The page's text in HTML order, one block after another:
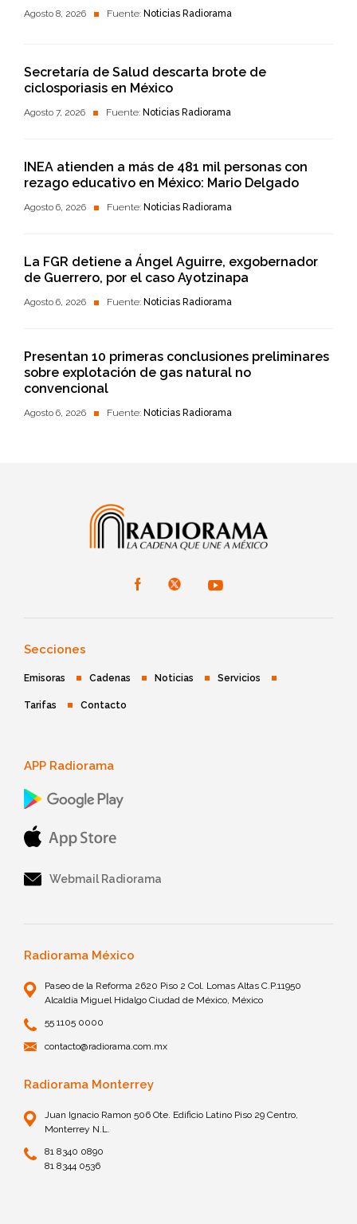
Agosto 8, 2026 Fuente: Noticias Radiorama
Secretaría de Salud descarta brote de
ciclosporiasis en México
Agosto 7, 2026 Fuente: Noticias Radiorama
INEA atienden a más de 481 mil personas con
rezago educativo en México: Mario Delgado
Agosto 6, 2026 Fuente: Noticias Radiorama
La FGR detiene a Ángel Aguirre, exgobernador
de Guerrero, por el caso Ayotzinapa
Agosto 6, 2026 Fuente: Noticias Radiorama
Presentan 10 primeras conclusiones preliminares
sobre explotación de gas natural no
convencional
Agosto 6, 2026 Fuente: Noticias Radiorama
Secciones
Emisoras Cadenas Noticias Servicios
Tarifas Contacto
APP Radiorama
Webmail Radiorama
Radiorama México
Paseo de la Reforma 2620 Piso 2 Col. Lomas Altas C.P.11950
Alcaldía Miguel Hidalgo Ciudad de México, México
55 1105 0000
contacto@radiorama.com.mx
Radiorama Monterrey
Juan Ignacio Ramon 506 Ote. Edificio Latino Piso 29 Centro,
Monterrey N.L.
81 8340 0890
81 8344 0536